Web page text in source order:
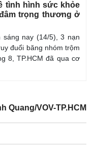
tình hình sức khỏe
trọng thương ở
sáng nay (14/5), 3 nạn
đuổi băng nhóm trộm
8, TP.HCM đã qua cơ
Quang/VOV-TP.HCM